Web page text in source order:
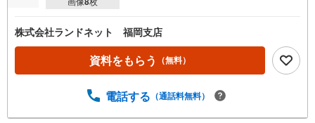
株式会社ランドネット 福岡支店
資料をもらう （無料）
電話する （通話料無料）